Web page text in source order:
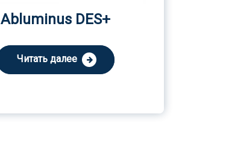
Abluminus DES+
Читать далее